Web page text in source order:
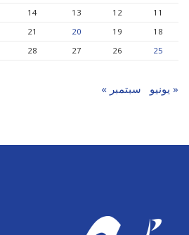
11
12
13
14
18
19
20
21
25
26
27
28
« يونيو سبتمبر »